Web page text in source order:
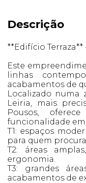
Descrição
**Edifício Terraza**
Este
linhas
acabamentos de
Localizado numa
Leiria, mais
Pousos,
funcionalidade
T1: espaços
para quem
T2: áreas
ergonomia.
T3: grandes
acabamentos de